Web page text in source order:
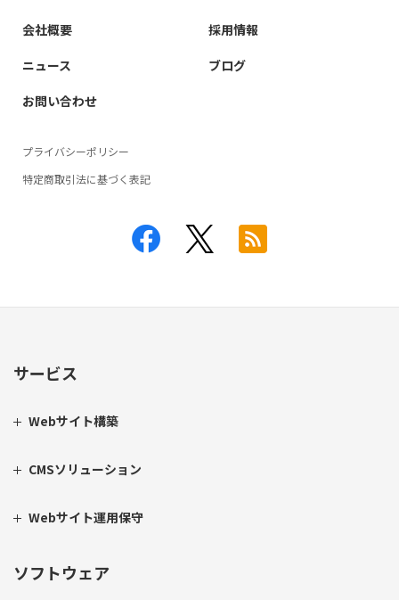
サービス
Webサイト構築
CMSソリューション
Webサイト運用保守
ソフトウェア
会社概要
採用情報
ニュース
ブログ
お問い合わせ
プライバシーポリシー
特定商取引法に基づく表記